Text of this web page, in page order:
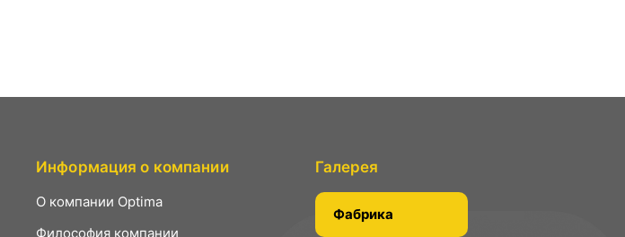
Информация о компании
О компании Optima
Философия компании
Галерея
Фабрика